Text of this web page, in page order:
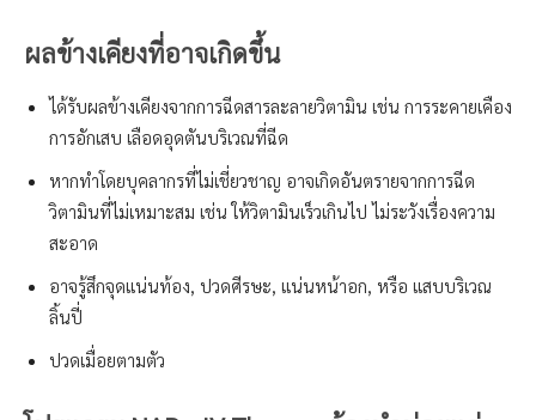
ผลข้างเคียงที่อาจเกิดขึ้น
ได้รับผลข้างเคียงจากการฉีดสารละลายวิตามิน เช่น การระคายเคือง
การอักเสบ เลือดอุดตันบริเวณที่ฉีด
หากทำโดยบุคลากรที่ไม่เชี่ยวชาญ อาจเกิดอันตรายจากการฉีด
วิตามินที่ไม่เหมาะสม เช่น ให้วิตามินเร็วเกินไป ไม่ระวังเรื่องความ
สะอาด
อาจรู้สึกจุดแน่นท้อง, ปวดศีรษะ, แน่นหน้าอก, หรือ แสบบริเวณ
ลิ้นปี่
ปวดเมื่อยตามตัว